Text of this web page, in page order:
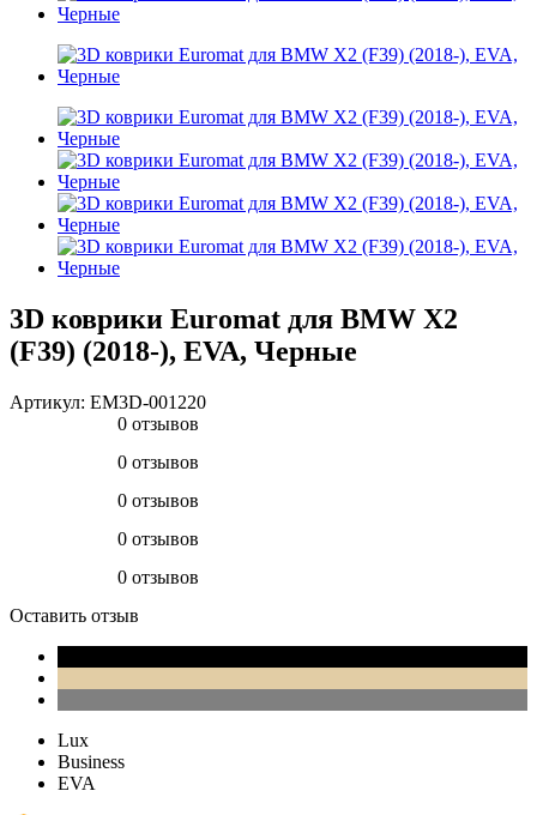
3D коврики Euromat для BMW X2
(F39) (2018-), EVA, Черные
Артикул: EM3D-001220
0 отзывов
0 отзывов
0 отзывов
0 отзывов
0 отзывов
Оставить отзыв
Lux
Business
EVA